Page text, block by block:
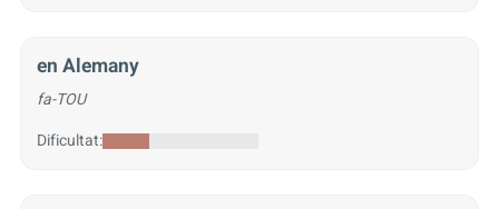
en Alemany
fa-TOU
Dificultat: